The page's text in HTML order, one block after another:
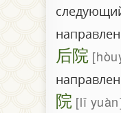
后院
院 lǐ yuàn